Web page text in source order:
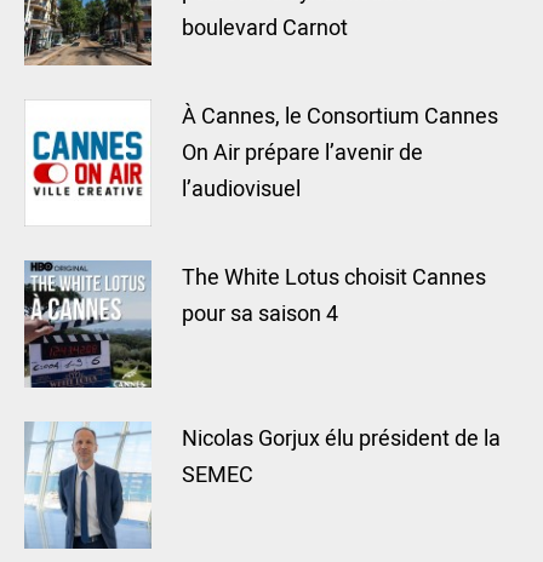
boulevard Carnot
À Cannes, le Consortium Cannes
On Air prépare l’avenir de
l’audiovisuel
The White Lotus choisit Cannes
pour sa saison 4
Nicolas Gorjux élu président de la
SEMEC